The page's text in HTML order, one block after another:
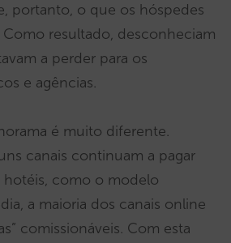
portanto, o que os hóspedes
Como resultado, desconheciam
a perder para os
e agências.
é muito diferente.
canais continuam a pagar
hotéis, como o modelo
a maioria dos canais online
comissionáveis. Com esta